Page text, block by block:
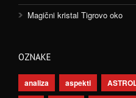
Magični kristal Tigrovo oko
OZNAKE
analiza aspekti